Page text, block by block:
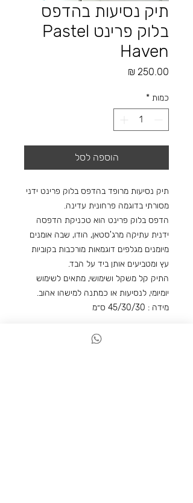
תיק נסיעות בהדפס
בלוק פרינט Pastel
Haven
כמות *
הוספה לסל
תיק נסיעות מרופד בהדפס בלוק פרינט ידני
מסורתי בדוגמה פרחונית עדינה.
הדפס בלוק פרינט הוא טכניקת הדפסה
ידנית עתיקה מרג'סטאן, הודו, שבה אומנים
מיומנים מגלפים דוגמאות מורכבות בקוביות
עץ ומטביעים אותן ביד על הבד.
התיק קל משקל ושימושי, מתאים לשימוש
יומיומי, לנסיעות או כמתנה למישהו אהוב.
מידה : 45/30/30 ס״מ